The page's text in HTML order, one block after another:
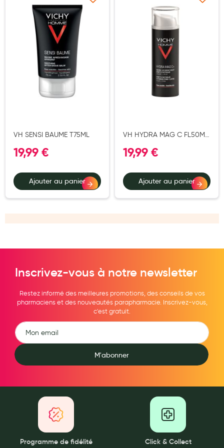
Aromathérapie
Diététique minceur
Phytothérapie
Régimes médicaux
Gemmothérapie
Compléments alimentaires
Médicaments et Santé
Premiers soins
Nutrition clinique
Anti-poux
Piqûres insectes
Appareils
Contention veineuse
Contactologie
Accessoires pieds et semelles
Soins ORL
VH SENSI BAUME T75ML
19,99 €
Ajouter au panier
Ajouter à ma liste d’envie
VH HYDRA MAG C FL50ML
19,99 €
Ajouter au panier
Ajouter à ma liste
Inscrivez-vous à notre newsletter
Restez informé des meilleures promotions, des conseils de vos
pharmaciens et des nouveautés parapharmacie. Inscrivez-vous,
c'est gratuit.
M'abonner
Programme de fidélité Click & Collect